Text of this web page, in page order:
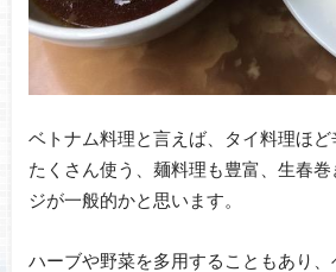
ベトナム料理と言えば、タイ料理ほ
たくさん使う、麺料理も豊富、生春
ジが一般的かと思います。
ハーブや野菜を多用することもあり